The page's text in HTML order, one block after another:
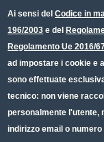
Small
Useful
Redazione web
Privacy
Note legali
Ai sensi delCodice in
196/2003 e del
Regolamento Ue 2016/
ad impostare i cookie e
sono effettuate
tecnico: non viene
personalmente l'utente,
indirizzo email o